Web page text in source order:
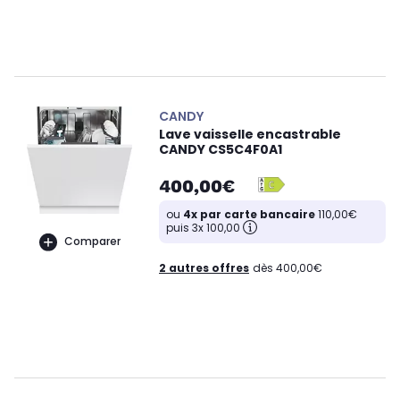
Comparer
CANDY
Lave vaisselle encastrable
CANDY CS5C4F0A1
400,00€
ou 4x par carte bancaire110,00€
puis 3x 100,00
2 autres offres dès 400,00€